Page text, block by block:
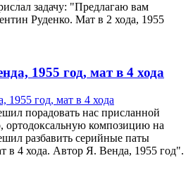
задачу: "Предлагаю вам
Руденко. Мат в 2 хода, 1955
1955 год, мат в 4 хода
порадовать нас присланной
ортодоксальную композицию на
разбавить серийные паты
в 4 хода. Автор Я. Венда, 1955 год".